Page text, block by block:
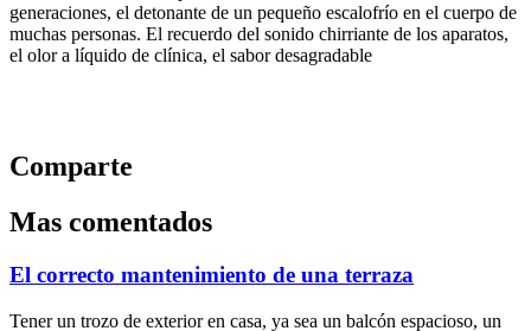
generaciones, el detonante de un pequeño escalofrío en el cuerpo de
muchas personas. El recuerdo del sonido chirriante de los aparatos,
el olor a líquido de clínica, el sabor desagradable
Comparte
Mas comentados
El correcto mantenimiento de una terraza
Tener un trozo de exterior en casa, ya sea un balcón espacioso, un